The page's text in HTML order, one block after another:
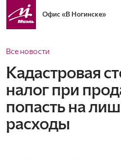
Офис«В Ногинске»
Все новости
Кадастровая
налог при
попасть на
расходы